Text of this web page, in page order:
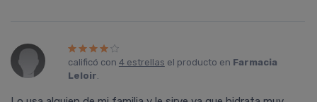
calificó con 4 estrellas el producto en Farmacia
Leloir.